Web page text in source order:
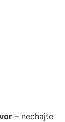
– nechajte